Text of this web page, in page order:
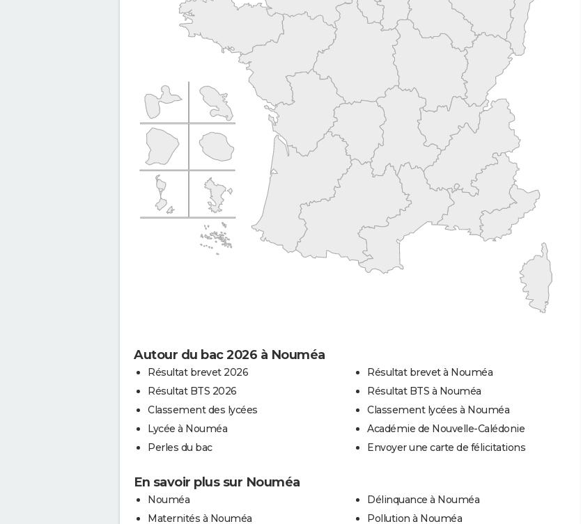
Autour du bac 2026 à Nouméa
Résultat brevet 2026
Résultat BTS 2026
Classement des lycées
Lycée à Nouméa
Perles du bac
Résultat brevet à Nouméa
Résultat BTS à Nouméa
Classement lycées à Nouméa
Académie de Nouvelle-Calédonie
Envoyer une carte de félicitations
En savoir plus sur Nouméa
Nouméa
Maternités à Nouméa
Délinquance à Nouméa
Pollution à Nouméa